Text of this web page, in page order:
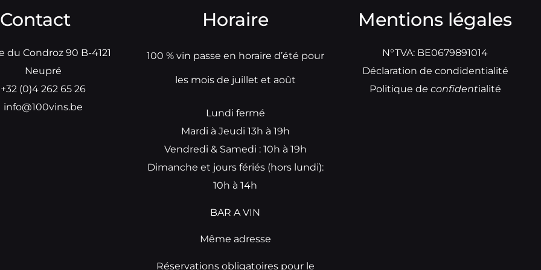
Contact
du Condroz 90 B-4121
Neupré
+32 (0)4 262 65 26
info@100vins.be
Horaire
100 % vin passe en horaire d’été pour
les mois de juillet et août
Lundi fermé
Mardi à Jeudi 13h à 19h
Vendredi & Samedi : 10h à 19h
Dimanche et jours fériés (hors lundi):
10h à 14h
BAR A VIN
Même adresse
Réservations obligatoires pour le
Mentions légales
N°TVA: BE0679891014
Déclaration de condidentialité
Politique de confidentialité